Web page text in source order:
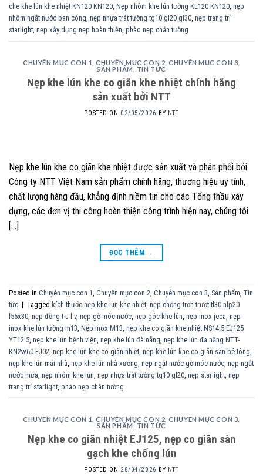
che khe lún khe nhiệt KN120 KN120, Nẹp nhôm khe lún tường KL120 KN120, nẹp
nhôm ngắt nước ban công, nẹp nhựa trát tường tg10 gl20 gl30, nẹp trang trí
starlight, nẹp xây dựng nẹp hoàn thiện, phào nẹp chân tường
CHUYÊN MỤC CON 1 ,CHUYÊN MỤC CON 2 ,CHUYÊN MỤC CON 3
SẢN PHẨM , TIN TỨC
Nẹp khe lún khe co giãn khe nhiệt chính hãng
sản xuất bởi NTT
POSTED ON 02/05/2026 BY NTT
Nẹp khe lún khe co giãn khe nhiệt được sản xuất và phân phối bởi
Công ty NTT Việt Nam sản phẩm chính hãng, thương hiệu uy tính,
chất lượng hàng đầu, khẳng định niềm tin cho các Tổng thầu xây
dựng, các đơn vị thi công hoàn thiện công trình hiện nay, chúng tôi
[…]
ĐỌC THÊM →
Posted in Chuyên mục con 1 Chuyên mục con 2 Chuyên mục con 3 Sản phẩm Tin
tức | Tagged kích thước nẹp khe lún khe nhiệt nẹp chống trơn trượt tl30 nlp20
l55x30 nẹp đồng t u l v, nẹp gờ móc nước nẹp góc khe lún nẹp inox jeca nẹp
inox khe lún tường m13 Nẹp inox M13 nẹp khe co giãn khe nhiệt NS14.5 EJ125
YT12.5 nẹp khe lún bệnh viện nẹp khe lún đà nẵng nẹp khe lún đa năng NTT-
KN2w60 EJ02 nẹp khe lún khe co giãn nhiệt nẹp khe lún khe co giãn sàn bê tông
nẹp khe lún mái nhà nẹp khe lún nhà xưởng nẹp ngắt nước gờ móc nước nẹp ngắt
nước mưa nẹp nhôm khe lún nẹp nhựa trát tường tg10 gl20 nẹp starlight nẹp
trang trí starlight phào nẹp chân tường
CHUYÊN MỤC CON 1 ,CHUYÊN MỤC CON 2 ,CHUYÊN MỤC CON 3
SẢN PHẨM
TIN TỨC
Nẹp khe co giãn nhiệt EJ125, nẹp co giãn sàn
gạch khe chống lún
POSTED ON 28/04/2026 BY NTT